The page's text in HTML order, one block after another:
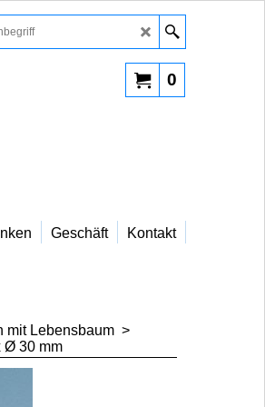
0
Geschäft Kontakt
mit Lebensbaum >
Ø 30 mm